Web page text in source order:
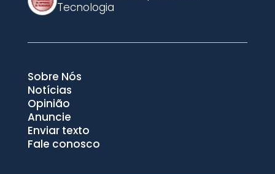
Tecnologia
Sobre Nós
Notícias
Opinião
Anuncie
Enviar texto
Fale conosco